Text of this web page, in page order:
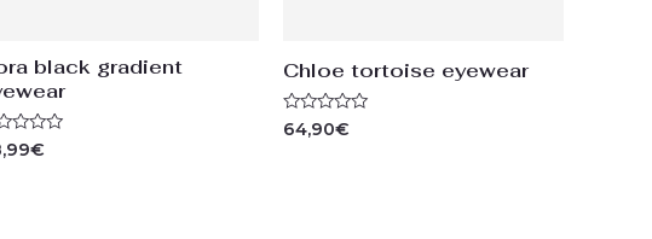
black gradient
€
Chloe tortoise eyewear
Rated
64,90€